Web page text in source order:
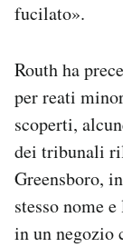
fucilato».
Routh ha
per reati
scoperti,
dei tribunali
Greensboro,
stesso nome
in un negozio